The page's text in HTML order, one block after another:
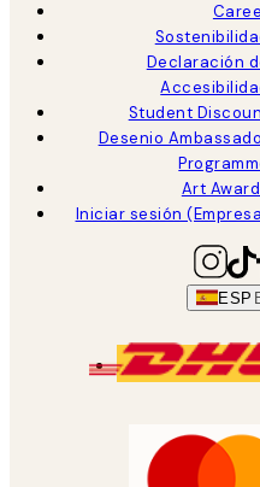
Declaración
Student
Desenio
Art
Iniciar sesión
ESP